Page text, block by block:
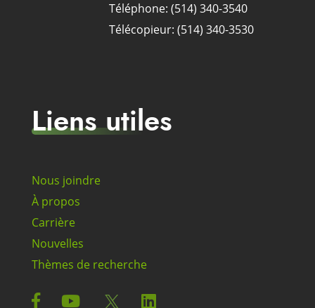
Téléphone: (514) 340-3540
Télécopieur: (514) 340-3530
Liens utiles
Nous joindre
À propos
Carrière
Nouvelles
Thèmes de recherche